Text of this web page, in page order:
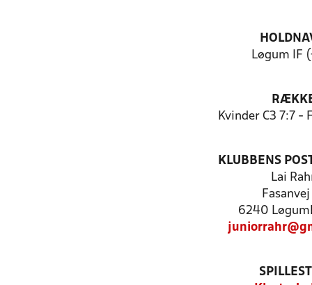
Løgum IF
Kvinder C3 7:7 -
KLUBBENS
Lai
Fasanvej
6240